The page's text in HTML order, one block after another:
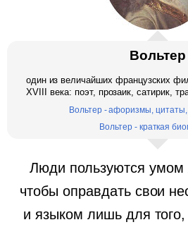
Вольтер
один из величайших французских
XVIII века: поэт, прозаик, сатирик,
Вольтер - афоризмы,
Вольтер - краткая
Люди пользуются умом
чтобы оправдать свои
и языком лишь для